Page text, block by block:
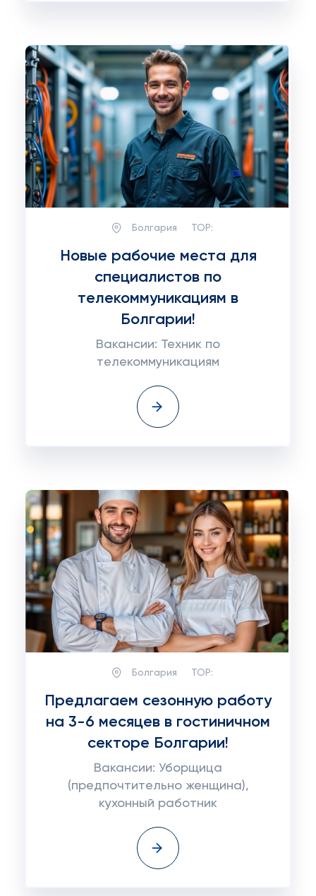
Болгария TOP:
Новые рабочие места для
специалистов по
телекоммуникациям в
Болгарии!
Вакансии: Техник по
телекоммуникациям
Болгария TOP:
Предлагаем сезонную работу
на 3-6 месяцев в гостиничном
секторе Болгарии!
Вакансии: Уборщица
(предпочтительно женщина),
кухонный работник